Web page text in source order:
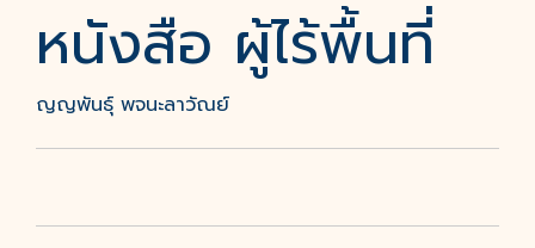
หนังสือ ผู้ไร้พื้นที่
ญญพันธุ์ พจนะลาวัณย์